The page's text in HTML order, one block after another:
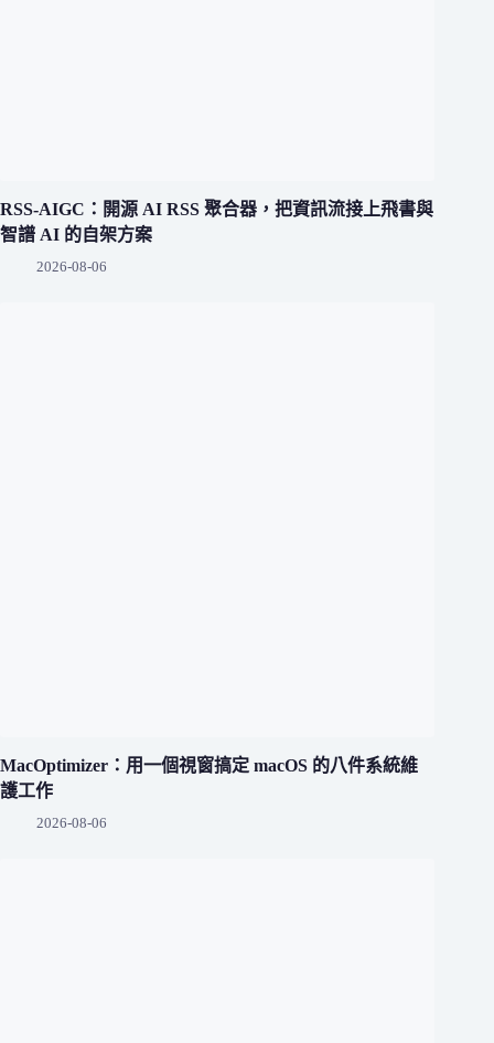
RSS-AIGC：開源 AI RSS 聚合器，把資訊流接上飛書與
智譜 AI 的自架方案
2026-08-06
MacOptimizer：用一個視窗搞定 macOS 的八件系統維
護工作
2026-08-06